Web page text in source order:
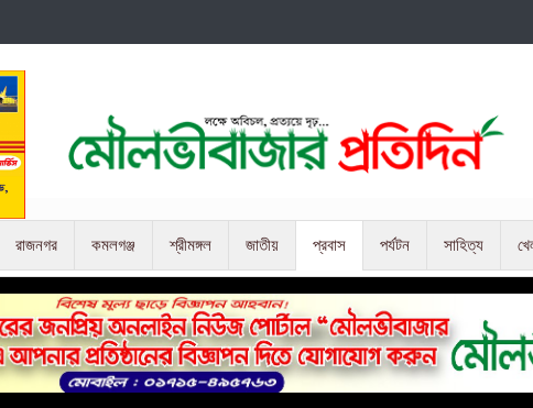
রাজনগর কমলগঞ্জ শ্রীমঙ্গল জাতীয় প্রবাস পর্যটন সাহিত্য